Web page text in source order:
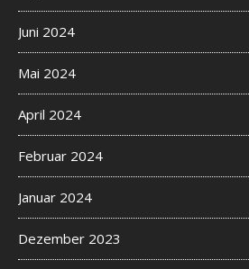
Juni 2024
Mai 2024
April 2024
Februar 2024
Januar 2024
Dezember 2023